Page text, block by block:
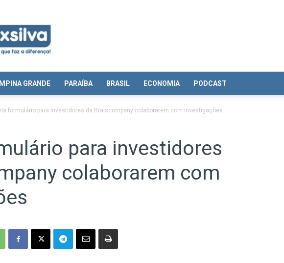
GRANDE PARAÍBA BRASIL ECONOMIA PODCAST
formulário para investidores da Braiscompany colaborarem com investigações
para investidores
colaborarem com